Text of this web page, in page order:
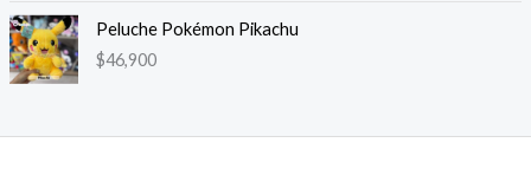
Peluche Pokémon Pikachu
$46,900